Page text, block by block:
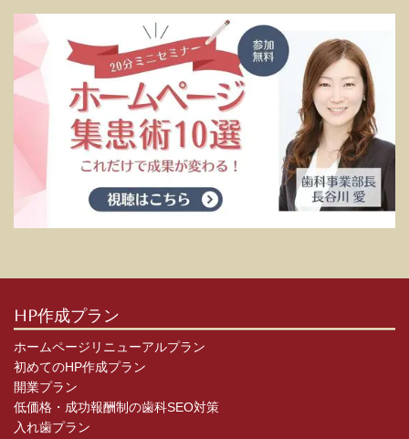
HP作成プラン
ホームページリニューアルプラン
初めてのHP作成プラン
開業プラン
低価格・成功報酬制の歯科SEO対策
入れ歯プラン